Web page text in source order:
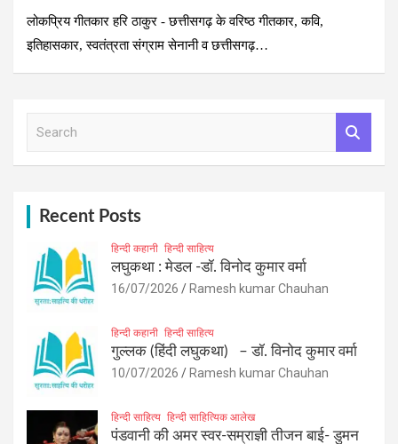
लोकप्रिय गीतकार हरि ठाकुर - छत्तीसगढ़ के वरिष्ठ गीतकार, कवि,
इतिहासकार, स्वतंत्रता संग्राम सेनानी व छत्तीसगढ़…
Recent Posts
हिन्दी कहानी हिन्दी साहित्य
लघुकथा : मेडल -डॉ. विनोद कुमार वर्मा
16/07/2026 Ramesh kumar Chauhan
हिन्दी कहानी हिन्दी साहित्य
गुल्लक (हिंदी लघुकथा) – डॉ. विनोद कुमार वर्मा
10/07/2026 Ramesh kumar Chauhan
हिन्दी साहित्य हिन्दी साहित्यिक आलेख
पंडवानी की अमर स्वर-सम्राज्ञी तीजन बाई- डुमन